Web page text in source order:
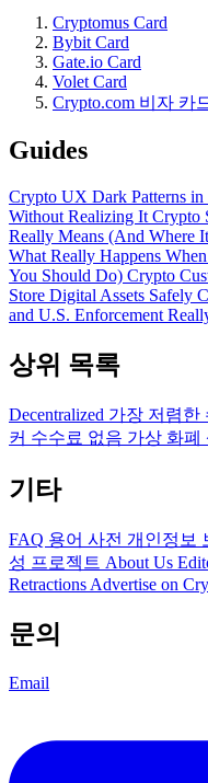
Cryptomus Card
Bybit Card
Gate.io Card
Volet Card
Crypto.com 비자 카
Guides
Crypto UX Dark Patterns
Without Realizing It Crypto
Really Means (And Where
What Really Happens
You Should Do) Crypto
Store Digital Assets Safely
and U.S. Enforcement
상위 목록
Decentralized 가장 저렴한
커 수수료 없음 가상 화폐
기타
FAQ 용어 사전 개인정보
성 프로젝트 About Us
Retractions Advertise on
문의
Email